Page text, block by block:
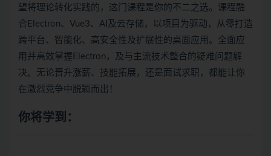
望将理论转化实践的，这门课程是你的不二之选。课程融
合Electron、Vue3、AI及云存储，以项目为驱动，从零打造
跨平台、智能化、高安全性及扩展性的桌面应用。全面应
用并高效掌握Electron，及与主流技术整合的疑难问题解
决。无论晋升涨薪、技能拓展，还是面试求职，都能让你
在激烈竞争中脱颖而出！
你将学到：